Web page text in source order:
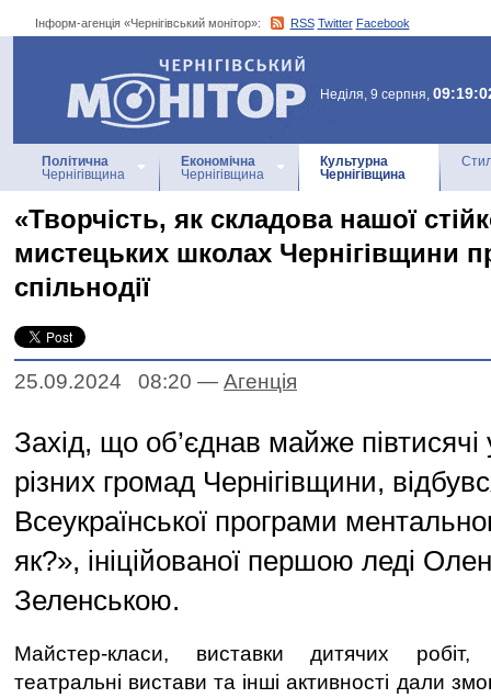
Інформ-агенція «Чернігівський монітор»: RSS Twitter Facebook
Інформ-агенція
«Чернігівський монітор»
Неділя, 9 серпня,
Політична
Чернігівщина
Економічна
Чернігівщина
Культурна
Чернігівщина
«Творчість, як складова нашої
мистецьких школах Чернігівщини
спільнодії
25.09.2024 08:20 — Агенцiя
Захід, що об’єднав майже півтисячі
різних громад Чернігівщини,
Всеукраїнської програми
як?», ініційованої першою леді
Зеленською.
Майстер-класи, виставки дитячих робіт,
театральні вистави та інші активності дали